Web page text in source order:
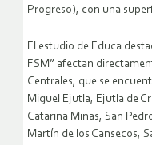
Progreso), con una
El estudio de Educa
FSM” afectan
Centrales, que se
Miguel Ejutla, Ejutla de
Catarina Minas, San
Martín de los Cansecos,